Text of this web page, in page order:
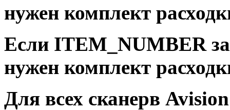
нужен комплект
Если ITEM_NUMBER
нужен комплект
Для всех сканерв